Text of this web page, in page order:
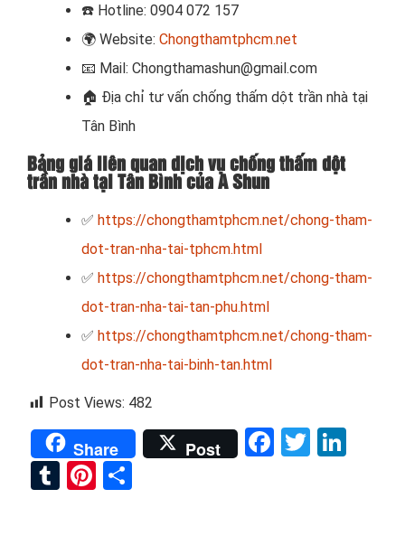
☎️ Hotline: 0904 072 157
🌍 Website: Chongthamtphcm.net
📧 Mail: Chongthamashun@gmail.com
🏠 Địa chỉ tư vấn chống thấm dột trần nhà tại
Tân Bình
Bảng giá liên quan dịch vụ chống thấm dột
trần nhà tại Tân Bình của A Shun
✅ https://chongthamtphcm.net/chong-tham-
dot-tran-nha-tai-tphcm.html
✅ https://chongthamtphcm.net/chong-tham-
dot-tran-nha-tai-tan-phu.html
✅ https://chongthamtphcm.net/chong-tham-
dot-tran-nha-tai-binh-tan.html
Post Views: 482
Share Post Facebook
Twitter
TumblrPinterest